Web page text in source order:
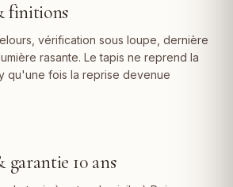
finitions
vérification sous loupe, dernière
rasante. Le tapis ne reprend la
qu'une fois la reprise devenue
garantie 10 ans